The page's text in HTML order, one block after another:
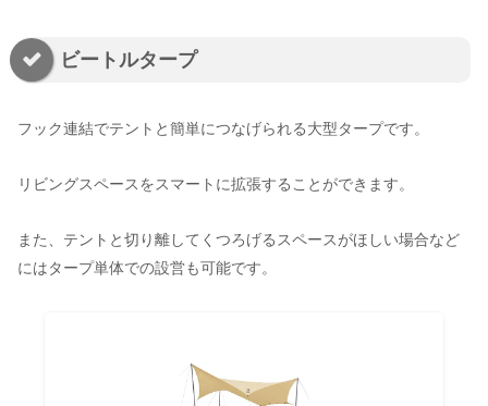
ビートルタープ
フック連結でテントと簡単につなげられる大型タープです。
リビングスペースをスマートに拡張することができます。
また、テントと切り離してくつろげるスペースがほしい場合など
にはタープ単体での設営も可能です。